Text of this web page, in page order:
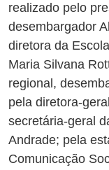
realizado pelo
desembargador
diretora da
Maria Silvana
regional,
pela diretora-
secretária-geral
Andrade; pela
Comunicação